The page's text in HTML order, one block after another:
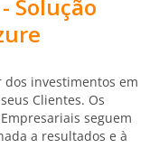
Solução
dos investimentos em
Clientes. Os
seguem
a resultados e à